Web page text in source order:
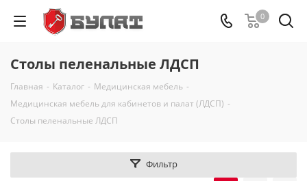
0
Столы пеленальные ЛДСП
Главная - Каталог - Медицинская мебель -
Медицинская мебель для кабинетов и палат (ЛДСП) -
Столы пеленальные ЛДСП
Фильтр